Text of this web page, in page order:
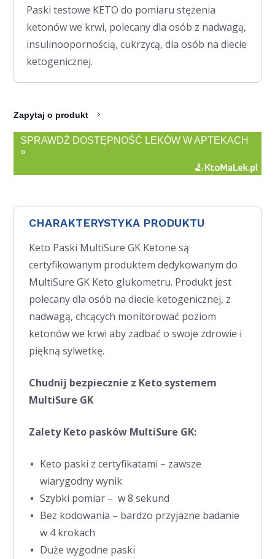
Paski testowe KETO do pomiaru stężenia
ketonów we krwi, polecany dla osób z nadwagą,
insulinoopornością, cukrzycą, dla osób na diecie
ketogenicznej.
Zapytaj o produkt
SPRAWDŹ DOSTĘPNOŚĆ LEKÓW W APTEKACH
»
CHARAKTERYSTYKA PRODUKTU
Keto Paski MultiSure GK Ketone są
certyfikowanym produktem dedykowanym do
MultiSure GK Keto glukometru. Produkt jest
polecany dla osób na diecie ketogenicznej, z
nadwagą, chcących monitorować poziom
ketonów we krwi aby zadbać o swoje zdrowie i
piękną sylwetkę.
Chudnij bezpiecznie z Keto systemem
MultiSure GK
Zalety Keto pasków MultiSure GK:
Keto paski z certyfikatami – zawsze
wiarygodny wynik
Szybki pomiar – w 8 sekund
Bez kodowania – bardzo przyjazne badanie
w 4 krokach
Duże wygodne paski